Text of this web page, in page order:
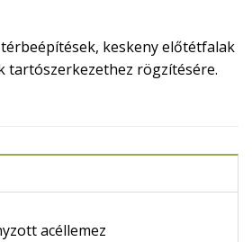
keskeny előtétfalak
tartószerkezethez rögzítésére.
acéllemez